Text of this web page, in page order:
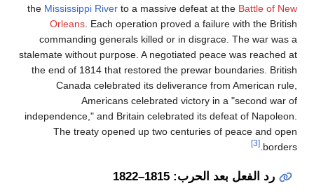
the Mississippi River to a massive defeat at the Battle of New
Orleans . Each operation proved a failure with the British
commanding generals killed or in disgrace. The war was a
stalemate without purpose. A negotiated peace was reached at
the end of 1814 that restored the prewar boundaries. British
Canada celebrated its deliverance from American rule,
Americans celebrated victory in a "second war of
independence," and Britain celebrated its defeat of Napoleon.
The treaty opened up two centuries of peace and open
borders.
[3]
رد الفعل بعد الحرب: 1815–1822